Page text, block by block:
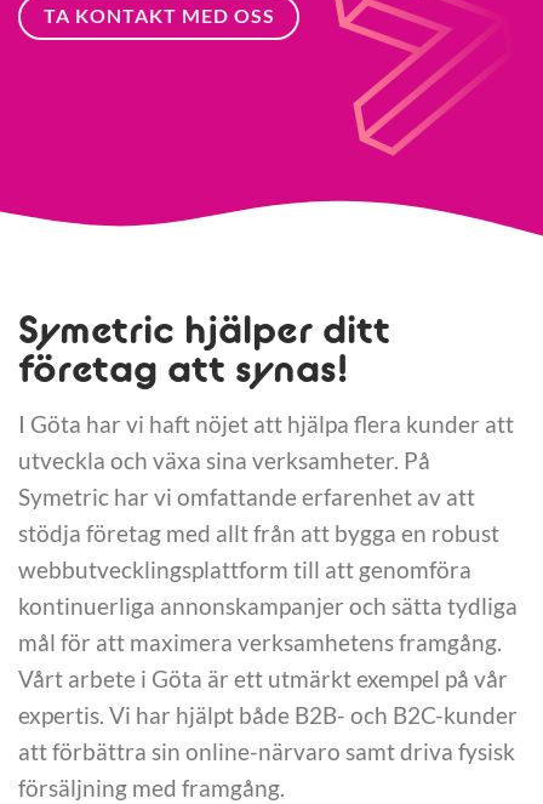
TA KONTAKT MED OSS
Symetric hjälper ditt
företag att synas!
I Göta har vi haft nöjet att hjälpa flera kunder att
utveckla och växa sina verksamheter. På
Symetric har vi omfattande erfarenhet av att
stödja företag med allt från att bygga en robust
webbutvecklingsplattform till att genomföra
kontinuerliga annonskampanjer och sätta tydliga
mål för att maximera verksamhetens framgång.
Vårt arbete i Göta är ett utmärkt exempel på vår
expertis. Vi har hjälpt både B2B- och B2C-kunder
att förbättra sin online-närvaro samt driva fysisk
försäljning med framgång.